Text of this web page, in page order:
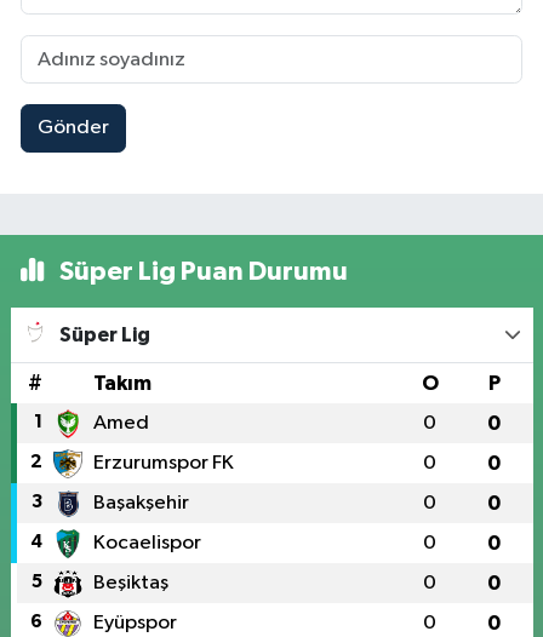
Gönder
Süper Lig Puan Durumu
Süper Lig
# Takım O P
1 Amed 0 0
2 Erzurumspor FK 0 0
3 Başakşehir 0 0
4 Kocaelispor 0 0
5 Beşiktaş 0 0
6 Eyüpspor 0 0